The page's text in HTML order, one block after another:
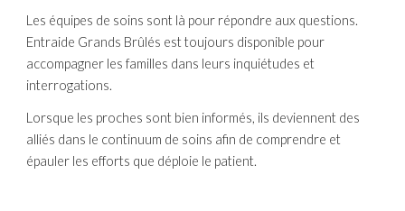
Les équipes de soins sont là pour répondre aux questions.
Entraide Grands Brûlés est toujours disponible pour
accompagner les familles dans leurs inquiétudes et
interrogations.
Lorsque les proches sont bien informés, ils deviennent des
alliés dans le continuum de soins afin de comprendre et
épauler les efforts que déploie le patient.